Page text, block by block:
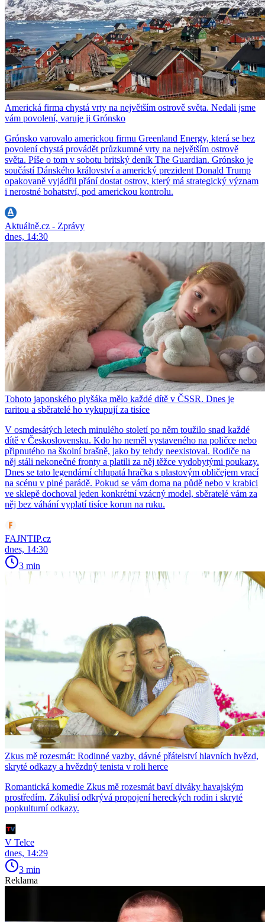
Americká firma chystá vrty na největším ostrově světa. Nedali jsme
vám povolení, varuje ji Grónsko
Grónsko varovalo americkou firmu Greenland Energy, která se bez
povolení chystá provádět průzkumné vrty na největším ostrově
světa. Píše o tom v sobotu britský deník The Guardian. Grónsko je
součástí Dánského království a americký prezident Donald Trump
opakovaně vyjádřil přání dostat ostrov, který má strategický význam
i nerostné bohatství, pod americkou kontrolu.
Aktuálně.cz - Zprávy
dnes, 14:30
Tohoto japonského plyšáka mělo každé dítě v ČSSR. Dnes je
raritou a sběratelé ho vykupují za tisíce
V osmdesátých letech minulého století po něm toužilo snad každé
dítě v Československu. Kdo ho neměl vystaveného na poličce nebo
připnutého na školní brašně, jako by tehdy neexistoval. Rodiče na
něj stáli nekonečné fronty a platili za něj těžce vydobytými poukazy.
Dnes se tato legendární chlupatá hračka s plastovým obličejem vrací
na scénu v plné parádě. Pokud se vám doma na půdě nebo v krabici
ve sklepě dochoval jeden konkrétní vzácný model, sběratelé vám za
něj bez váhání vyplatí tisíce korun na ruku.
FAJNTIP.cz
dnes, 14:30
3 min
Zkus mě rozesmát: Rodinné vazby, dávné přátelství hlavních hvězd,
skryté odkazy a hvězdný tenista v roli herce
Romantická komedie Zkus mě rozesmát baví diváky havajským
prostředím. Zákulisí odkrývá propojení hereckých rodin i skryté
popkulturní odkazy.
V Telce
dnes, 14:29
3 min
Reklama